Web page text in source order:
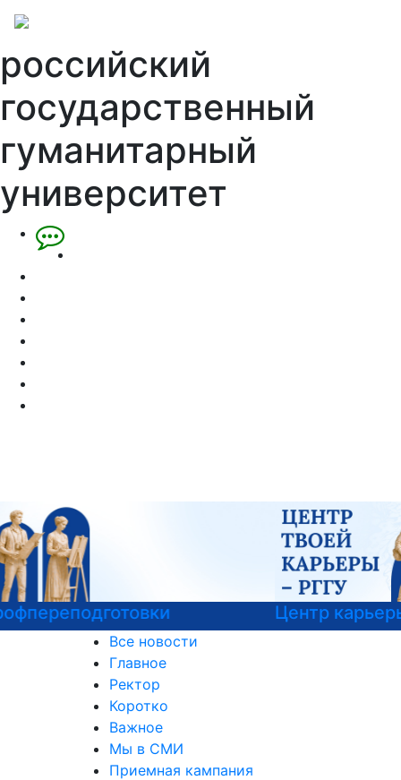
российский
государственный
гуманитарный
университет
Центр карьеры
Все новости
Главное
Ректор
Коротко
Важное
Мы в СМИ
Приемная кампания